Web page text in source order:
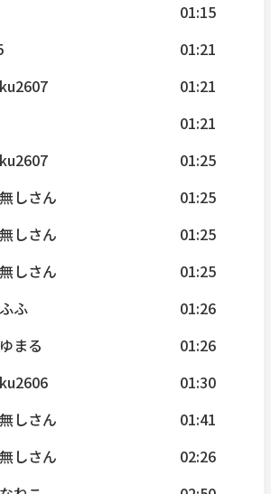
01:15
01:21
01:21
01:21
01:25
しさん
01:25
しさん
01:25
しさん
01:25
ふ
01:26
まる
01:26
01:30
しさん
01:41
しさん
02:26